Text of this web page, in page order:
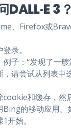
3？
、Firefox或
录。
子：“发现了一
，请尝试从列表中
和缓存，然
Bing的移动应用。
开始。